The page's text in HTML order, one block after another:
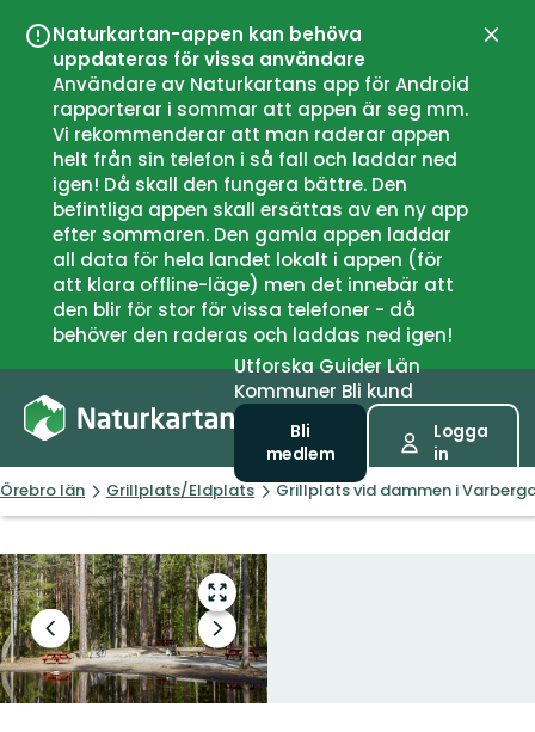
Naturkartan-appen kan behöva
uppdateras för vissa användare
Användare av Naturkartans app för Android
rapporterar i sommar att appen är seg mm.
Vi rekommenderar att man raderar appen
helt från sin telefon i så fall och laddar ned
igen! Då skall den fungera bättre. Den
befintliga appen skall ersättas av en ny app
efter sommaren. Den gamla appen laddar
all data för hela landet lokalt i appen (för
att klara offline-läge) men det innebär att
den blir för stor för vissa telefoner - då
behöver den raderas och laddas ned igen!
UtforskaGuiderLän
Kommuner Bli kund
Bli
medlem
Logga
in
Örebro län Grillplats/Eldplats Grillplats vid dammen i
Gå
till
helskärmsläge
Föregående
bild
Nästa
bildspel